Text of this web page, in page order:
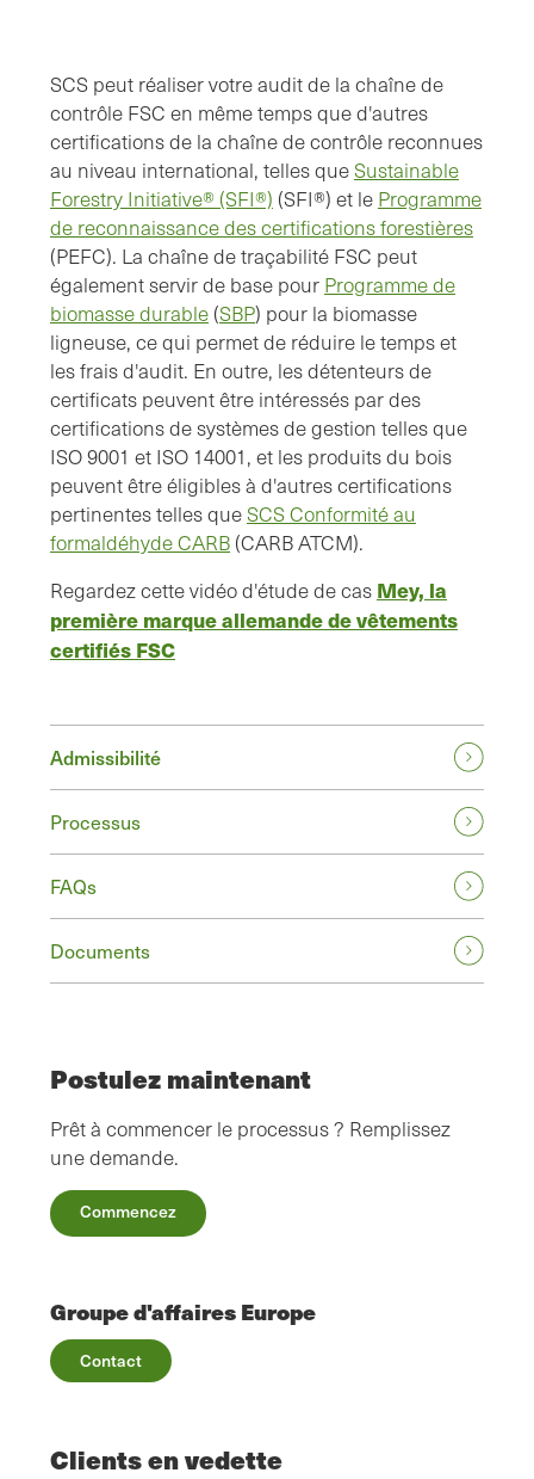
SCS peut réaliser votre audit de la chaîne de
contrôle FSC en même temps que d'autres
certifications de la chaîne de contrôle reconnues
au niveau international, telles queSustainable
Forestry Initiative® (SFI®) (SFI®) et le Programme
de reconnaissance des certifications forestières
(PEFC). La chaîne de traçabilité FSC peut
également servir de base pour Programme de
biomasse durable (SBP) pour la biomasse
ligneuse, ce qui permet de réduire le temps et
les frais d'audit. En outre, les détenteurs de
certificats peuvent être intéressés par des
certifications de systèmes de gestion telles que
ISO 9001 et ISO 14001, et les produits du bois
peuvent être éligibles à d'autres certifications
pertinentes telles queSCS Conformité au
formaldéhyde CARB (CARB ATCM).
Regardez cette vidéo d'étude de cas Mey, la
première marque allemande de vêtements
certifiés FSC
Admissibilité
Processus
FAQs
Documents
Postulez maintenant
Prêt à commencer le processus ? Remplissez
une demande.
Commencez
Groupe d'affaires Europe
Contact
Clients en vedette